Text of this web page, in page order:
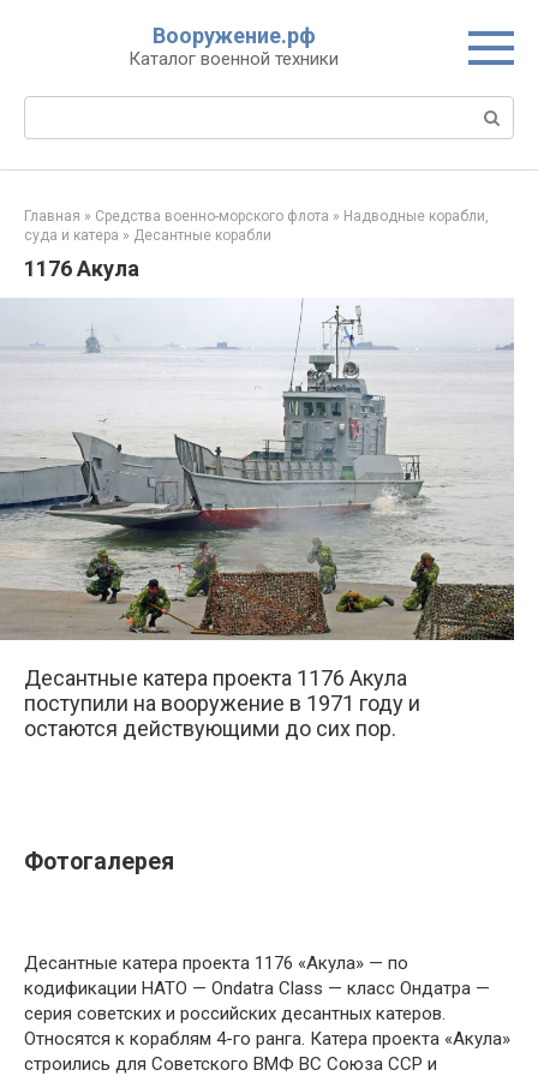
Вооружение.рф
Каталог военной техники
Поиск:
Главная » Средства военно-морского флота » Надводные корабли,
суда и катера » Десантные корабли
1176 Акула
Десантные катера проекта 1176 Акула
поступили на вооружение в 1971 году и
остаются действующими до сих пор.
Фотогалерея
Десантные катера проекта 1176 «Акула» — по
кодификации НАТО — Ondatra Class — класс Ондатра —
серия советских и российских десантных катеров.
Относятся к кораблям 4-го ранга. Катера проекта «Акула»
строились для Советского ВМФ ВС Союза ССР и